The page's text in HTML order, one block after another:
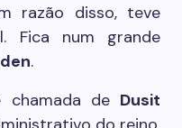
razão disso, teve
Fica num grande
.
de Dusit